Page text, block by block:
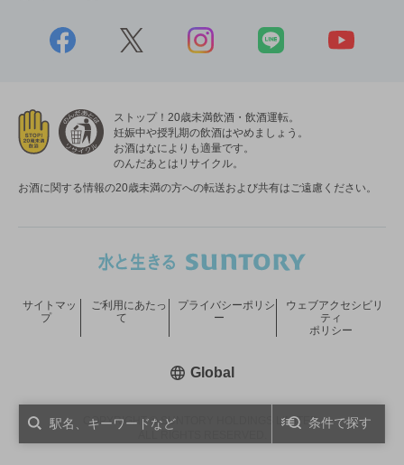
条件で探す
ストップ！20歳未満飲酒・飲酒運転。
妊娠中や授乳期の飲酒はやめましょう。
お酒はなによりも適量です。
のんだあとはリサイクル。
お酒に関する情報の20歳未満の方への転送および共有はご遠慮ください。
COPYRIGHT © SUNTORY HOLDINGS LIMITED.
サイトマッ
プ
ご利用にあたっ
て
プライバシーポリシ
ー
ウェブアクセシビリ
ティ
ポリシー
Global新しいウィンドウで開く